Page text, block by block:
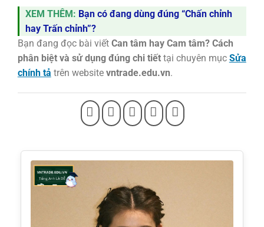
XEM THÊM: Bạn có đang dùng đúng “Chấn chỉnh
hay Trấn chỉnh”?
Bạn đang đọc bài viết Can tâm hay Cam tâm? Cách
phân biệt và sử dụng đúng chi tiếttại chuyên mục Sửa
chính tả trên website vntrade.edu.vn.